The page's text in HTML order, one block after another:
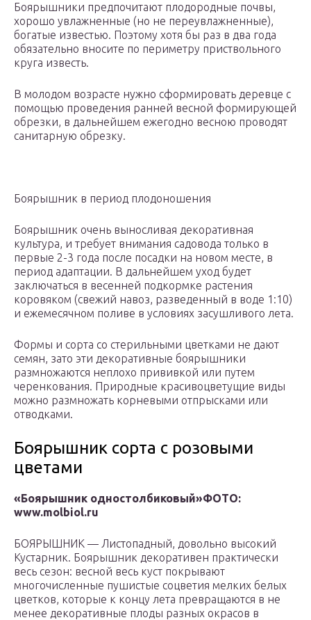
Боярышники предпочитают плодородные почвы,
хорошо увлажненные (но не переувлажненные),
богатые известью. Поэтому хотя бы раз в два года
обязательно вносите по периметру приствольного
круга известь.
В молодом возрасте нужно сформировать деревце с
помощью проведения ранней весной формирующей
обрезки, в дальнейшем ежегодно весною проводят
санитарную обрезку.
Боярышник в период плодоношения
Боярышник очень выносливая декоративная
культура, и требует внимания садовода только в
первые 2-3 года после посадки на новом месте, в
период адаптации. В дальнейшем уход будет
заключаться в весенней подкормке растения
коровяком (свежий навоз, разведенный в воде 1:10)
и ежемесячном поливе в условиях засушливого лета.
Формы и сорта со стерильными цветками не дают
семян, зато эти декоративные боярышники
размножаются неплохо прививкой или путем
черенкования. Природные красивоцветущие виды
можно размножать корневыми отпрысками или
отводками.
Боярышник сорта с розовыми
цветами
«Боярышник одностолбиковый»ФОТО:
www.molbiol.ru
БОЯРЫШНИК — Листопадный, довольно высокий
Кустарник. Боярышник декоративен практически
весь сезон: весной весь куст покрывают
многочисленные пушистые соцветия мелких белых
цветков, которые к концу лета превращаются в не
менее декоративные плоды разных окрасов в